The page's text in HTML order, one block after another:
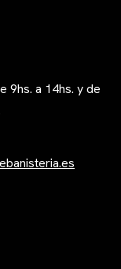
9hs. a 14hs. y de
anisteria.es